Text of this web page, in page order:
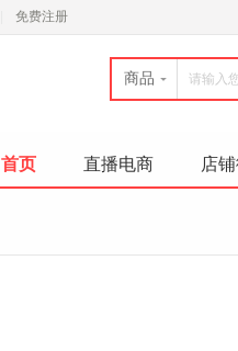
免费注册
商品
首页 直播电商 店